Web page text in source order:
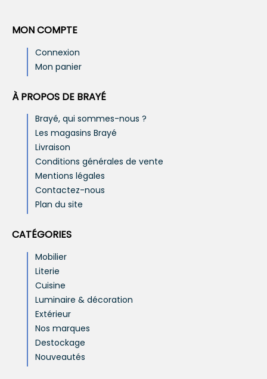
MON COMPTE
Connexion
Mon panier
À PROPOS DE BRAYÉ
Brayé, qui sommes-nous ?
Les magasins Brayé
Livraison
Conditions générales de vente
Mentions légales
Contactez-nous
Plan du site
CATÉGORIES
Mobilier
Literie
Cuisine
Luminaire & décoration
Extérieur
Nos marques
Destockage
Nouveautés